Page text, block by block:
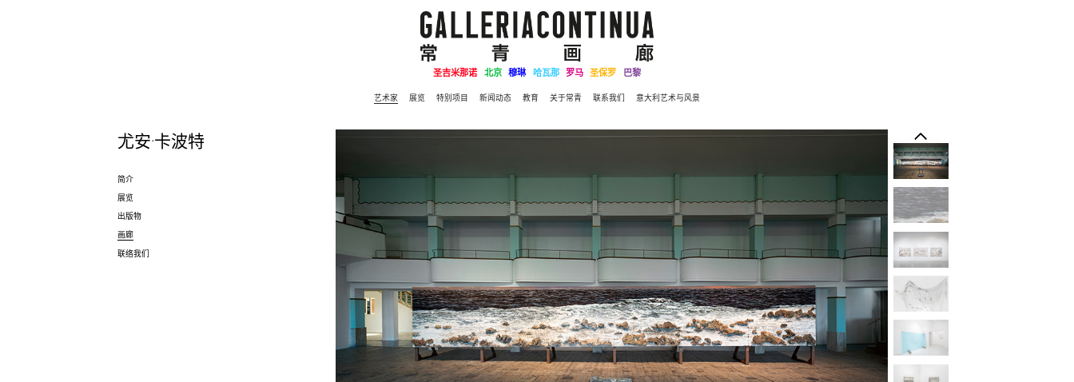
圣吉米那诺 北京 穆琳 哈瓦那 罗马 圣保罗
巴黎
艺术家
展览 特别项目 新闻动态 教育 关于常青 联系我们 意大利艺术与风景
尤安·卡波特
简介
展览
出版物
画廊
联络我们